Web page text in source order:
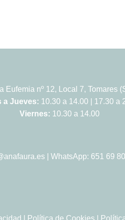
Eufemia nº 12, Local 7, Tomares
a Jueves: 10.30 a 14.00 | 17.30 a
Viernes: 10.30 a 14.00
| WhatsApp: 651 69
Política de Cookies